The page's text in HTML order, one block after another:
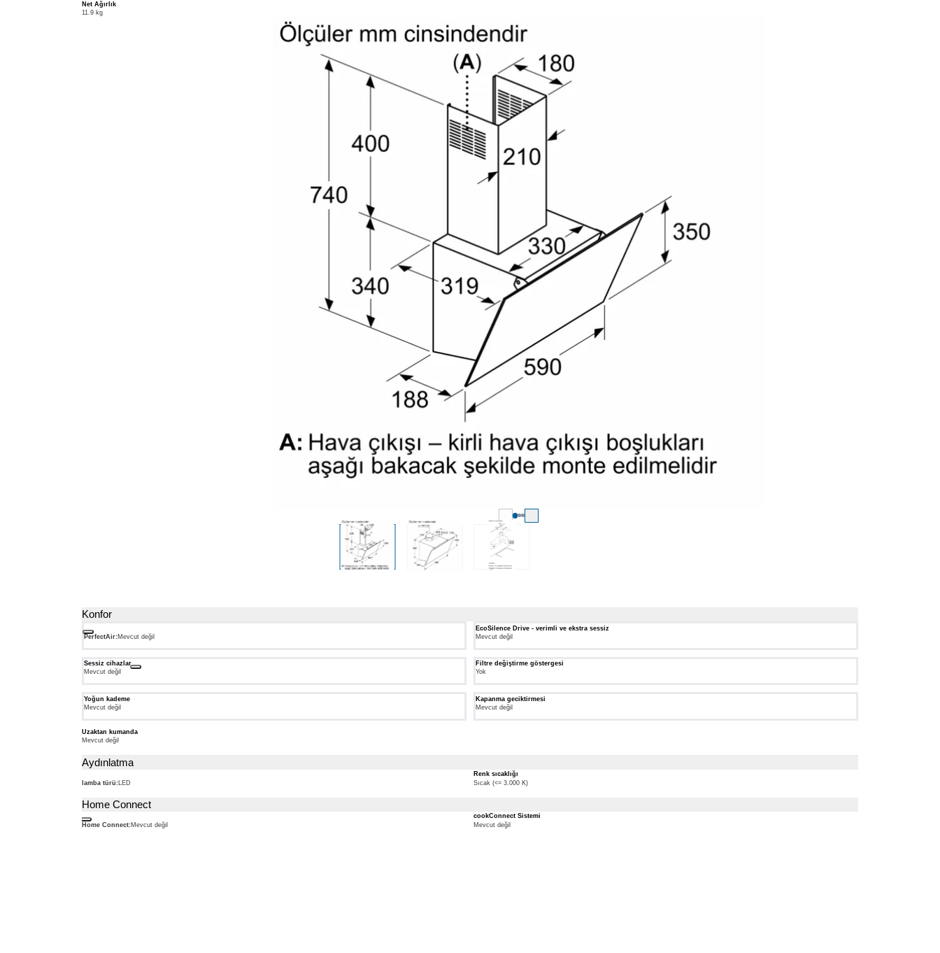
Net Ağırlık
11.9 kg
Konfor
PerfectAir:Mevcut değil
EcoSilence Drive - verimli ve ekstra sessiz
Mevcut değil
Sessiz cihazlar
Mevcut değil
Filtre değiştirme göstergesi
Yok
Yoğun kademe
Mevcut değil
Kapanma geciktirmesi
Mevcut değil
Uzaktan kumanda
Mevcut değil
Aydınlatma
lamba türü: LED
Renk sıcaklığı
Sıcak (<= 3.000 K)
Home Connect
Dipnot
2:
Home Connect:Mevcut değil
cookConnect Sistemi
Mevcut değil